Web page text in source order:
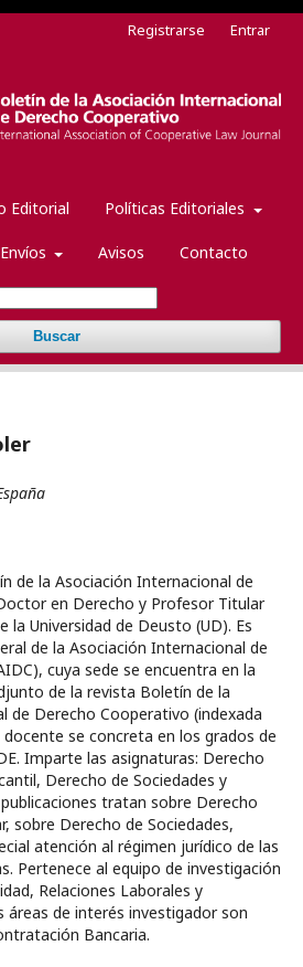
Editorial Políticas Editoriales
Envíos Avisos Contacto
Buscar
Registrarse Entrar
de la Asociación Internacional de
en Derecho y Profesor Titular
la Universidad de Deusto (UD). Es
de la Asociación Internacional de
cuya sede se encuentra en la
de la revista Boletín de la
de Derecho Cooperativo (indexada
docente se concreta en los grados de
Imparte las asignaturas: Derecho
Derecho de Sociedades y
tratan sobre Derecho
sobre Derecho de Sociedades,
atención al régimen jurídico de las
Pertenece al equipo de investigación
Relaciones Laborales y
áreas de interés investigador son
Bancaria.